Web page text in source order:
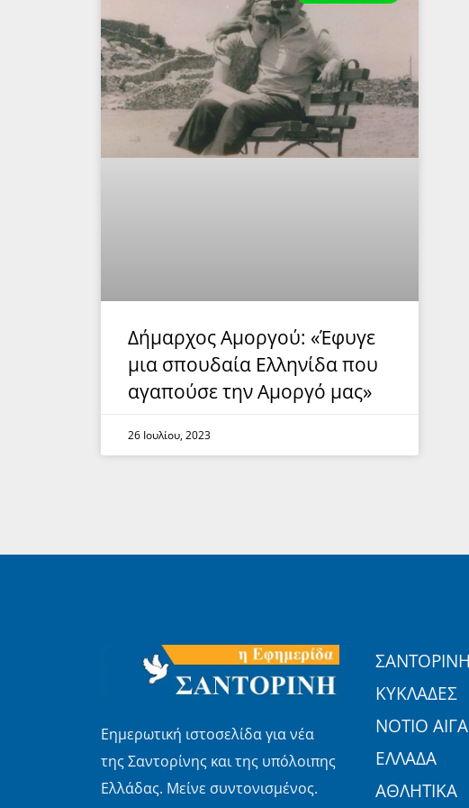
Δήμαρχος Αμοργού: «Έφυγε
μια σπουδαία Ελληνίδα που
αγαπούσε την Αμοργό μας»
26 Ιουλίου, 2023
Εημερωτική ιστοσελίδα για νέα
της Σαντορίνης και της υπόλοιπης
Ελλάδας. Μείνε συντονισμένος.
ΣΑΝΤΟΡΙΝΗ
ΚΥΚΛΑΔΕΣ
ΝΟΤΙΟ
ΕΛΛΑΔΑ
ΑΘΛΗΤΙΚΑ